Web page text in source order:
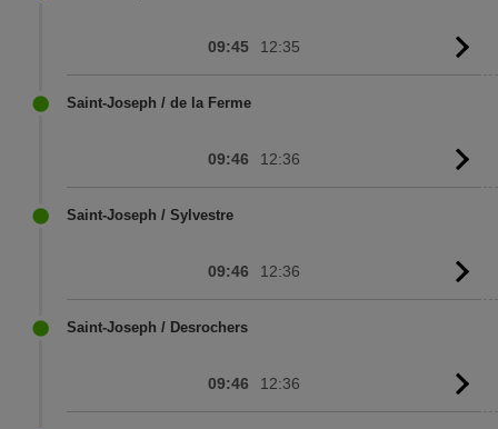
to
09:45 12:35
Saint-Joseph / de la Ferme
to
09:46 12:36
Saint-Joseph / Sylvestre
to
09:46 12:36
Saint-Joseph / Desrochers
to
09:46 12:36